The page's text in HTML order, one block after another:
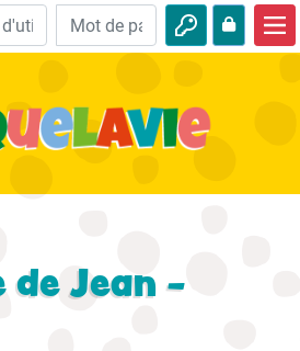
biblique
Aventures
de Jean -